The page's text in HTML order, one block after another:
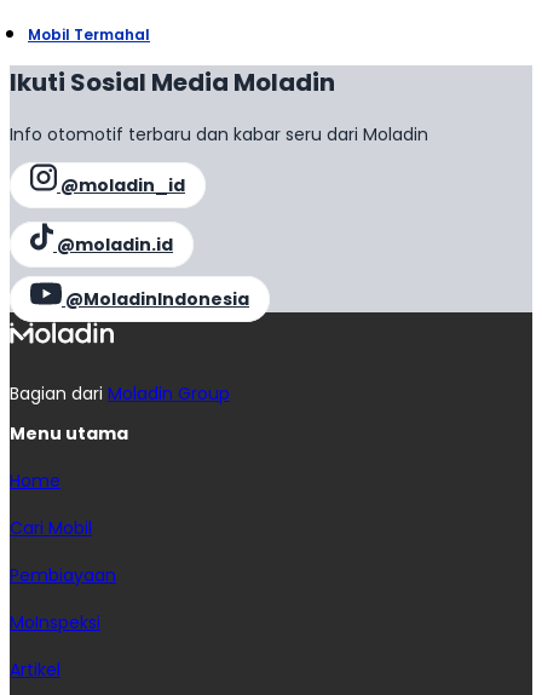
Mobil Termahal
Ikuti Sosial Media Moladin
Info otomotif terbaru dan kabar seru dari Moladin
@moladin_id
@moladin.id
@MoladinIndonesia
Bagian dari Moladin Group
Menu utama
Home
Cari Mobil
Pembiayaan
MoInspeksi
Artikel